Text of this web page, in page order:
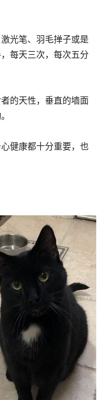
光笔、羽毛掸子或是
每天三次，每次五分
的天性，垂直的墙面
健康都十分重要，也